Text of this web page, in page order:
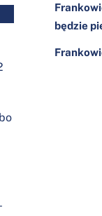
będzie